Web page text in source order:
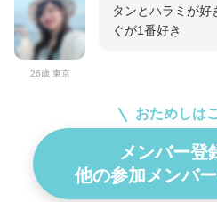
26歳 東京
タンとハラミが好
ぐが1番好き
おためしは
メンバー登
他の参加メンバ